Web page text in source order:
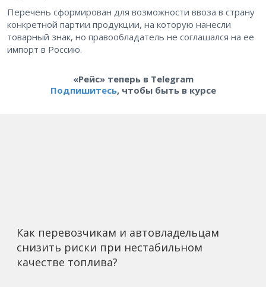
Перечень сформирован для возможности ввоза в страну
конкретной партии продукции, на которую нанесли
товарный знак, но правообладатель не соглашался на ее
импорт в Россию.
«Рейс» теперь в Telegram
Подпишитесь, чтобы быть в курсе
Как перевозчикам и автовладельцам
снизить риски при нестабильном
качестве топлива?